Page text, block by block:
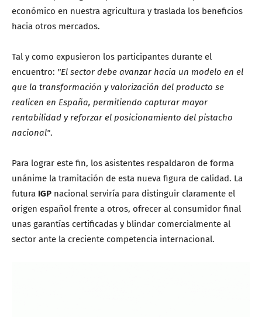
económico en nuestra agricultura y traslada los beneficios
hacia otros mercados.
Tal y como expusieron los participantes durante el
encuentro: "El sector debe avanzar hacia un modelo en el
que la transformación y valorización del producto se
realicen en España, permitiendo capturar mayor
rentabilidad y reforzar el posicionamiento del pistacho
nacional".
Para lograr este fin, los asistentes respaldaron de forma
unánime la tramitación de esta nueva figura de calidad. La
futura IGP nacional serviría para distinguir claramente el
origen español frente a otros, ofrecer al consumidor final
unas garantías certificadas y blindar comercialmente al
sector ante la creciente competencia internacional.